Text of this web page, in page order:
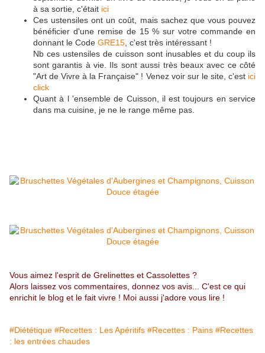
à sa sortie, c'était ici
Ces ustensiles ont un coût, mais sachez que vous pouvez
bénéficier d'une remise de 15 % sur votre commande en
donnant le Code GRE15 , c'est très intéressant !
Nb ces ustensiles de cuisson sont inusables et du coup ils
sont garantis à vie. Ils sont aussi très beaux avec ce côté
"Art de Vivre à la Française" ! Venez voir sur le site, c'est ici
click
Quant à l 'ensemble de Cuisson, il est toujours en service
dans ma cuisine, je ne le range même pas.
Vous aimez l'esprit de Grelinettes et Cassolettes ?
Alors laissez vos commentaires, donnez vos avis... C'est ce qui
enrichit le blog et le fait vivre ! Moi aussi j'adore vous lire !
#Diététique #Recettes : Les Apéritifs #Recettes : Pains #Recettes
: les entrées chaudes